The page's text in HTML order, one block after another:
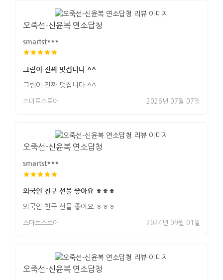
오죽선-신윤복 연소답청
smartst***
그림이 진짜 멋집니다 ^^
그림이 진짜 멋집니다 ^^
스마트스토어 2026년 07월 07일
오죽선-신윤복 연소답청
smartst***
외국인 친구 선물 좋아요 ㅎㅎㅎ
외국인 친구 선물 좋아요 ㅎㅎㅎ
스마트스토어 2024년 09월 01일
오죽선-신윤복 연소답청